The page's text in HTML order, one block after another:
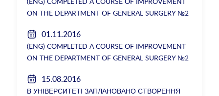
ON THE DEPARTMENT OF GENERAL SURGERY №2
01.11.2016
(ENG) COMPLETED A COURSE OF IMPROVEMENT
ON THE DEPARTMENT OF GENERAL SURGERY №2
15.08.2016
В УНІВЕРСИТЕТІ ЗАПЛАНОВАНО СТВОРЕННЯ